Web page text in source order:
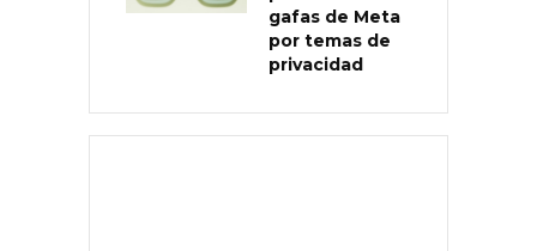
gafas de Meta
por temas de
privacidad